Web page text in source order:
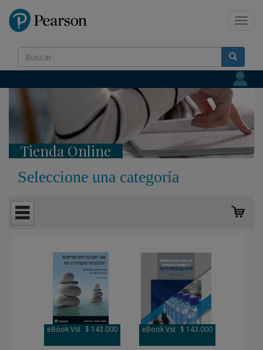
Tienda Online
Seleccione una categoría
eBook Vst $ 143.000 eBook Vst $ 143.000